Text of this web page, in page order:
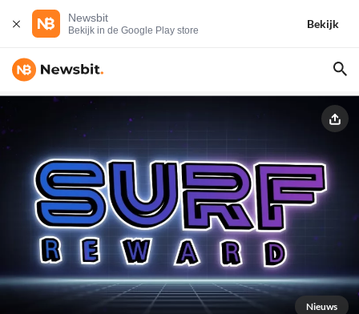
Newsbit
Bekijk in de Google Play store
Bekijk
Nieuws